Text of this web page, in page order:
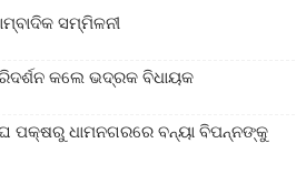
ସମ୍ମିଳନୀ
କଲେ ଭଦ୍ରକ ବିଧାୟକ
ପକ୍ଷରୁ ଧାମନଗରରେ ବନ୍ୟା ବିପନ୍ନଙ୍କୁ